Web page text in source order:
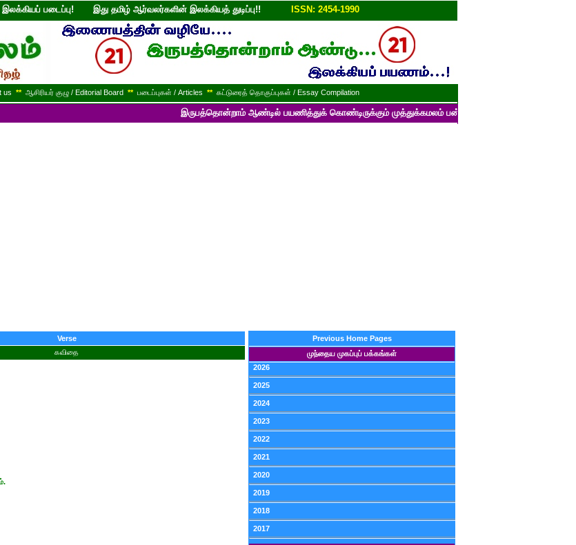
படைப்பு! இது தமிழ் ஆர்வலர்களின் இலக்கியத் துடிப்பு!! ISSN: 2454-1990
us ** ஆசிரியர் குழு / Editorial Board ** படைப்புகள் / Articles ** கட்டுரைத் தொகுப்புகள் / Essay Compilation
இருபத்தொன்றாம் ஆண்டில் பயணித்துக் கொண்டிருக்கும் முத்துக்கமலம் பன்னாட்டுத் தமிழ் மின்னிதழின்
Verse
கவிதை
Previous Home Pages
முந்தைய முகப்புப் பக்கங்கள்
2026
2025
2024
2023
2022
2021
2020
2019
2018
2017